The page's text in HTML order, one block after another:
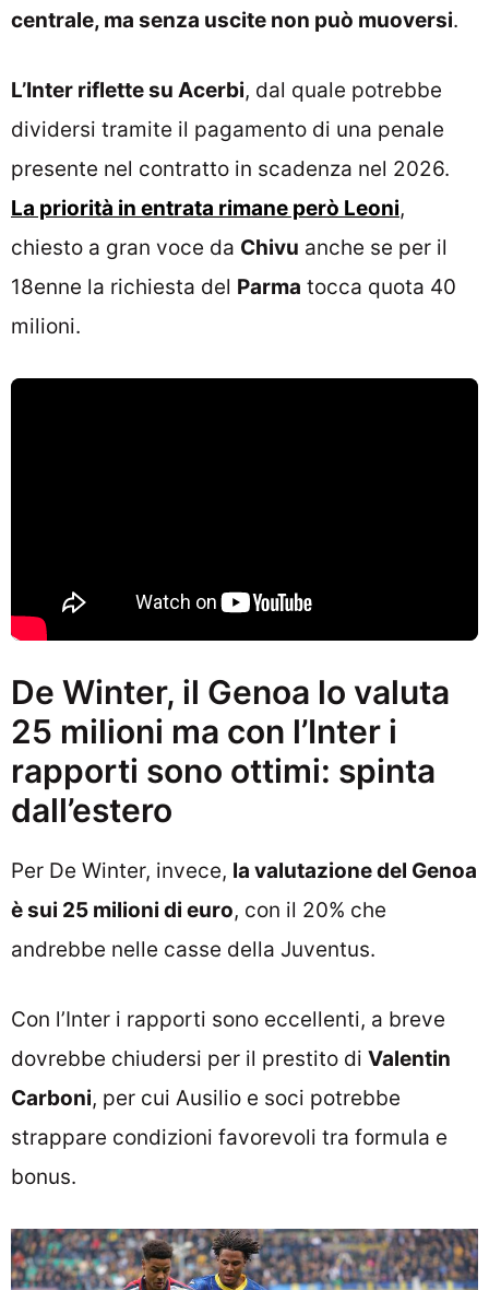
centrale, ma senza uscite non può muoversi.
L’Inter riflette su Acerbi, dal quale potrebbe
dividersi tramite il pagamento di una penale
presente nel contratto in scadenza nel 2026.
La priorità in entrata rimane però Leoni,
chiesto a gran voce da Chivu anche se per il
18enne la richiesta del Parma tocca quota 40
milioni.
De Winter, il Genoa lo valuta
25 milioni ma con l’Inter i
rapporti sono ottimi: spinta
dall’estero
Per De Winter, invece, la valutazione del Genoa
è sui 25 milioni di euro, con il 20% che
andrebbe nelle casse della Juventus.
Con l’Inter i rapporti sono eccellenti, a breve
dovrebbe chiudersi per il prestito di Valentin
Carboni, per cui Ausilio e soci potrebbe
strappare condizioni favorevoli tra formula e
bonus.